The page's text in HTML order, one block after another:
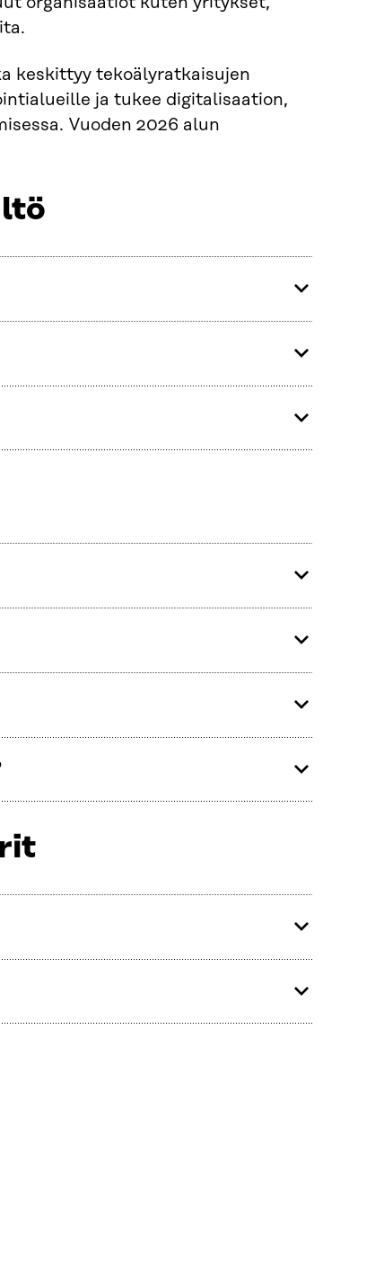
keskittyy tekoälyratkaisujen
ja tukee digitalisaation,
Vuoden 2026 alun